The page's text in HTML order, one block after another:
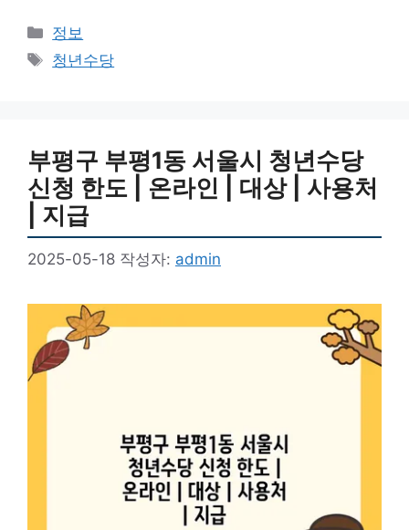
카
테
고
정보
태
청년수당
부평구 부평1동 서울시 청년수당
신청 한도 | 온라인 | 대상 | 사용처
| 지급
2025-05-18 작성자: admin